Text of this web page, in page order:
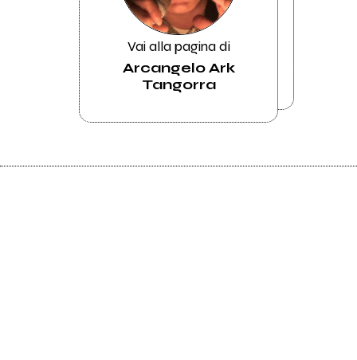
Vai alla pagina di
Arcangelo Ark
Tangorra